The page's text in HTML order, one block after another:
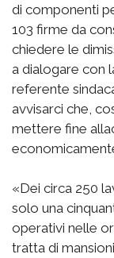
di componenti
103 firme da
chiedere le
a dialogare con
referente
avvisarci che,
mettere fine
«Dei circa 250
solo una
operativi nelle
tratta di